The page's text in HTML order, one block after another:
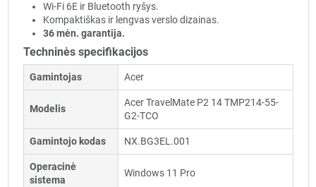
Wi-Fi 6E ir Bluetooth ryšys.
Kompaktiškas ir lengvas verslo dizainas.
36 mėn. garantija.
Techninės specifikacijos
Gamintojas Acer
Modelis
Acer TravelMate P2 14 TMP214-55-
G2-TCO
Gamintojo kodas NX.BG3EL.001
Operacinė
sistema
Windows 11 Pro